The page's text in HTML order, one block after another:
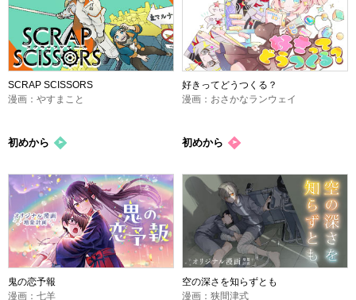
SCRAP SCISSORS
漫画：やすまこと
初めから
好きってどうつくる？
漫画：おさかなランウェイ
初めから
鬼の恋予報
漫画：七羊
空の深さを知らずとも
漫画：狭間津式